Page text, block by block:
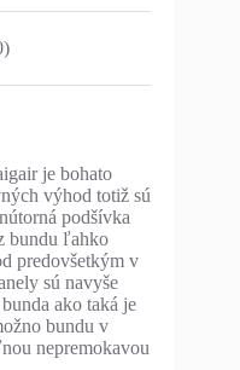
je bohato
výhod totiž sú
podšívka
bundu ľahko
predovšetkým v
sú navyše
ako taká je
bundu v
nepremokavou